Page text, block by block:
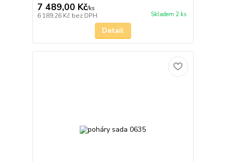
7 489,00 Kč/ks
6 189,26 Kč bez DPH Skladem 2 ks
Detail